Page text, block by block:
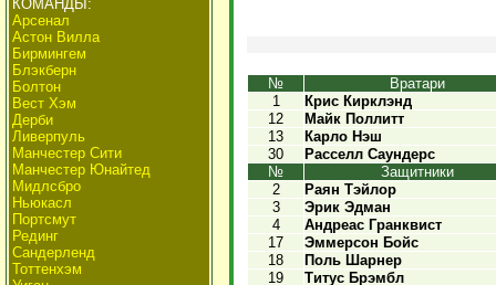
КОМАНДЫ:
Арсенал
Астон Вилла
Бирмингем
Блэкберн
Болтон
Вест Хэм
Дерби
Ливерпуль
Манчестер Сити
Манчестер Юнайтед
Мидлсбро
Ньюкасл
Портсмут
Рединг
Сандерленд
Тоттенхэм
№
Вратари
1
Крис Кирклэнд
12
Майк Поллитт
13
Карло Нэш
30
Расселл Саундерс
№
Защитники
2
Раян Тэйлор
3
Эрик Эдман
4
Андреас Гранквист
17
Эммерсон Бойс
18
Поль Шарнер
19
Титус Брэмбл